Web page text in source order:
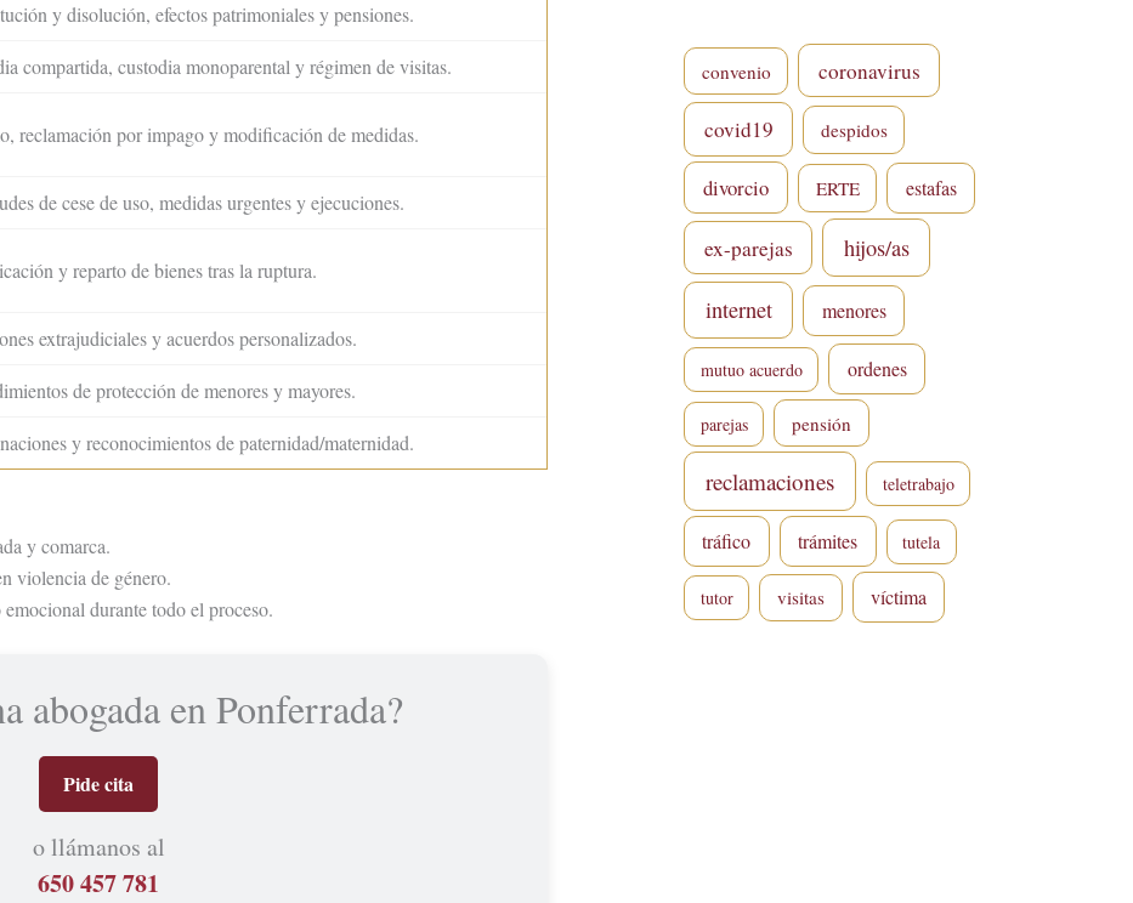
y disolución, efectos patrimoniales y pensiones.
compartida, custodia monoparental y régimen de visitas.
reclamación por impago y modificación de medidas.
de cese de uso, medidas urgentes y ejecuciones.
y reparto de bienes tras la ruptura.
extrajudiciales y acuerdos personalizados.
de protección de menores y mayores.
y reconocimientos de paternidad/maternidad.
y comarca.
violencia de género.
durante todo el proceso.
abogada en Ponferrada?
Pide cita
o llámanos al
650 457 781
convenio coronavirus
covid19 despidos
divorcio ERTE estafas
ex-parejas hijos/as
internet menores
mutuo acuerdo ordenes
parejas pensión
reclamaciones teletrabajo
tráfico trámites tutela
tutor visitas víctima